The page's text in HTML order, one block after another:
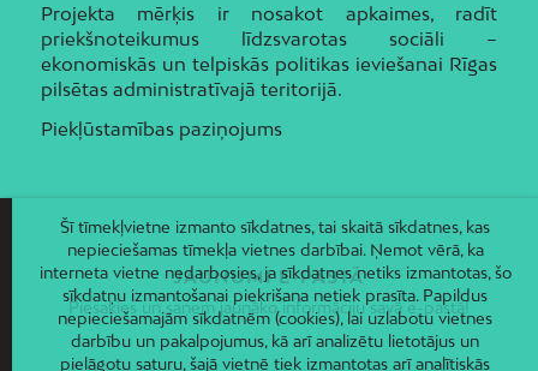
Projekta mērķis ir nosakot apkaimes, radīt
priekšnoteikumus līdzsvarotas sociāli –
ekonomiskās un telpiskās politikas ieviešanai Rīgas
pilsētas administratīvajā teritorijā.
Piekļūstamības paziņojums
JAUNUMI E-PASTĀ
Piesakies un saņem jaunāko informāciju savā e-pastā!
Šī tīmekļvietne izmanto sīkdatnes, tai skaitā sīkdatnes, kas
nepieciešamas tīmekļa vietnes darbībai. Ņemot vērā, ka
interneta vietne nedarbosies, ja sīkdatnes netiks izmantotas, šo
sīkdatņu izmantošanai piekrišana netiek prasīta. Papildus
nepieciešamajām sīkdatnēm (cookies), lai uzlabotu vietnes
darbību un pakalpojumus, kā arī analizētu lietotājus un
pielāgotu saturu, šajā vietnē tiek izmantotas arī analītiskās